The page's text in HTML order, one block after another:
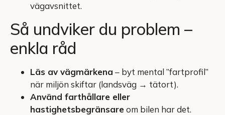
vägavsnittet.
Så undviker du problem –
enkla råd
Läs av vägmärkena – byt mental ”fartprofil”
när miljön skiftar (landsväg → tätort).
Använd farthållare eller
hastighetsbegränsareom bilen har det.